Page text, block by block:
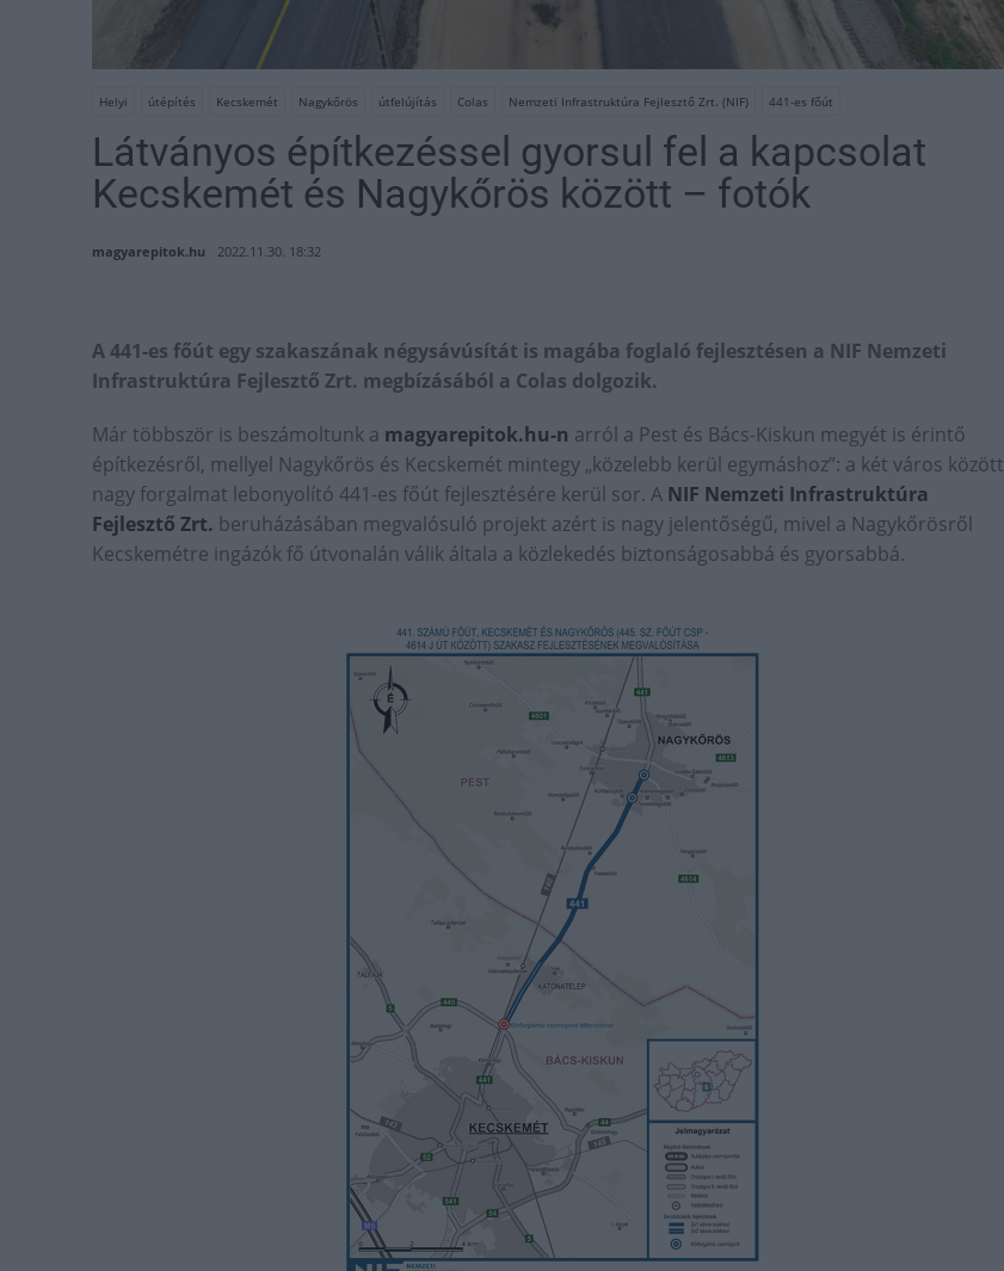
Helyi útépítés Kecskemét Nagykőrös útfelújítás Colas Nemzeti Infrastruktúra Fejlesztő Zrt. (NIF) 441-es főút
Látványos építkezéssel gyorsul fel a kapcsolat
Kecskemét és Nagykőrös között – fotók
magyarepitok.hu 2022.11.30. 18:32
A 441-es főút egy szakaszának négysávúsítát is magába foglaló fejlesztésen a NIF Nemzeti
Infrastruktúra Fejlesztő Zrt. megbízásából a Colas dolgozik.
Már többször is beszámoltunk a magyarepitok.hu-n arról a Pest és Bács-Kiskun megyét is érintő
építkezésről, mellyel Nagykőrös és Kecskemét mintegy „közelebb kerül egymáshoz”: a két város között
nagy forgalmat lebonyolító 441-es főút fejlesztésére kerül sor. A NIF Nemzeti Infrastruktúra
Fejlesztő Zrt. beruházásában megvalósuló projekt azért is nagy jelentőségű, mivel a Nagykőrösről
Kecskemétre ingázók fő útvonalán válik általa a közlekedés biztonságosabbá és gyorsabbá.